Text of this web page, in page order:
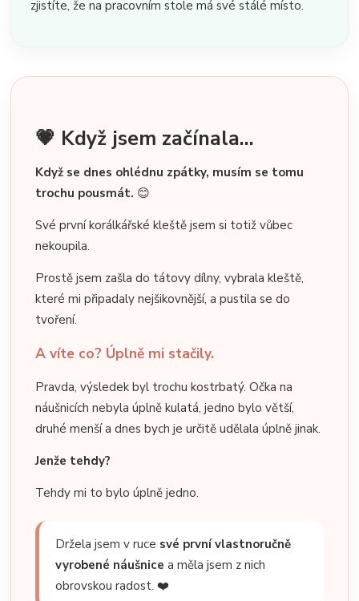
zjistíte, že na pracovním stole má své stálé místo.
💗 Když jsem začínala...
Když se dnes ohlédnu zpátky, musím se tomu
trochu pousmát. 😊
Své první korálkářské kleště jsem si totiž vůbec
nekoupila.
Prostě jsem zašla do tátovy dílny, vybrala kleště,
které mi připadaly nejšikovnější, a pustila se do
tvoření.
A víte co? Úplně mi stačily.
Pravda, výsledek byl trochu kostrbatý. Očka na
náušnicích nebyla úplně kulatá, jedno bylo větší,
druhé menší a dnes bych je určitě udělala úplně jinak.
Jenže tehdy?
Tehdy mi to bylo úplně jedno.
Držela jsem v ruce své první vlastnoručně
vyrobené náušnice a měla jsem z nich
obrovskou radost. ❤️